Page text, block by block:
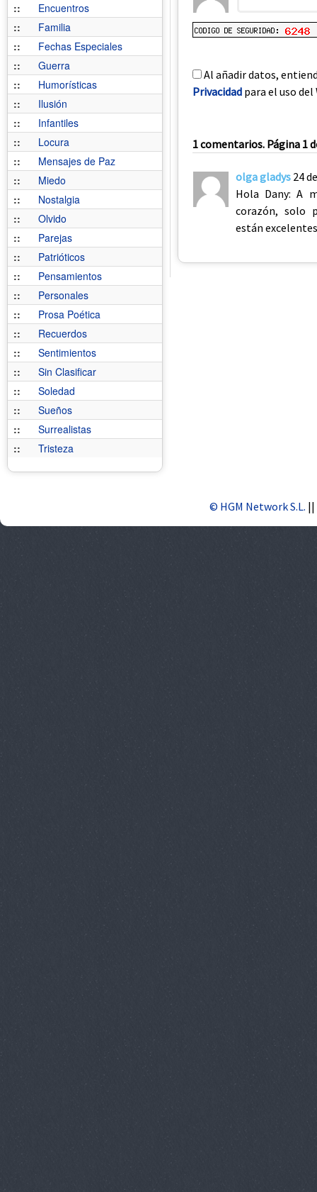
::
Encuentros
::
Familia
::
Fechas Especiales
::
Guerra
::
Humorísticas
::
Ilusión
::
Infantiles
::
Locura
::
Mensajes de Paz
::
Miedo
::
Nostalgia
::
Olvido
::
Parejas
::
Patrióticos
::
Pensamientos
::
Personales
::
Prosa Poética
::
Recuerdos
::
Sentimientos
::
Sin Clasificar
::
Soledad
::
Sueños
::
Surrealistas
::
Tristeza
Al añadir datos,
Privacidad para el uso del
1 comentarios. Página 1
olga gladys 24
Hola Dany: A
corazón, solo
están
© HGM Network S.L. ||